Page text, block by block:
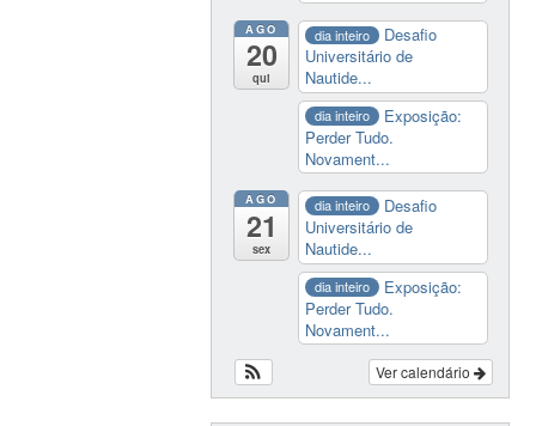
AGO
20
qui
dia inteiro
Desafio
Universitário de
Nautide...
dia inteiro
Exposição:
Perder Tudo.
Novament...
AGO
21
sex
dia inteiro
Desafio
Universitário de
Nautide...
dia inteiro
Exposição:
Perder Tudo.
Novament...
Ver calendário